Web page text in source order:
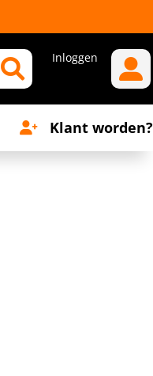
Inloggen
Klant worden?